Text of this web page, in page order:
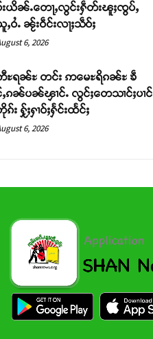
းယိၼ်ႉတေႃႇလွင်းႁဵတ်းၽူႈၸွပ်ႇ
ႇဝႆႉ ၼႂ်းဝဵင်းလႃႈသဵဝ်ႈ
6, 2026
ႊရၼ်ႊ တင်း ဢမေႊရိၵၼ်ႊ ၶဵ
ႇၵၼ်ပၼ်ၾၢင်ႉ လွင်ႈတေသၢင်ႈပၢင်
ၵ်း ႁႂ်ႈႁၢဝ်ႈႁႅင်းထႅင်ႈ
6, 2026